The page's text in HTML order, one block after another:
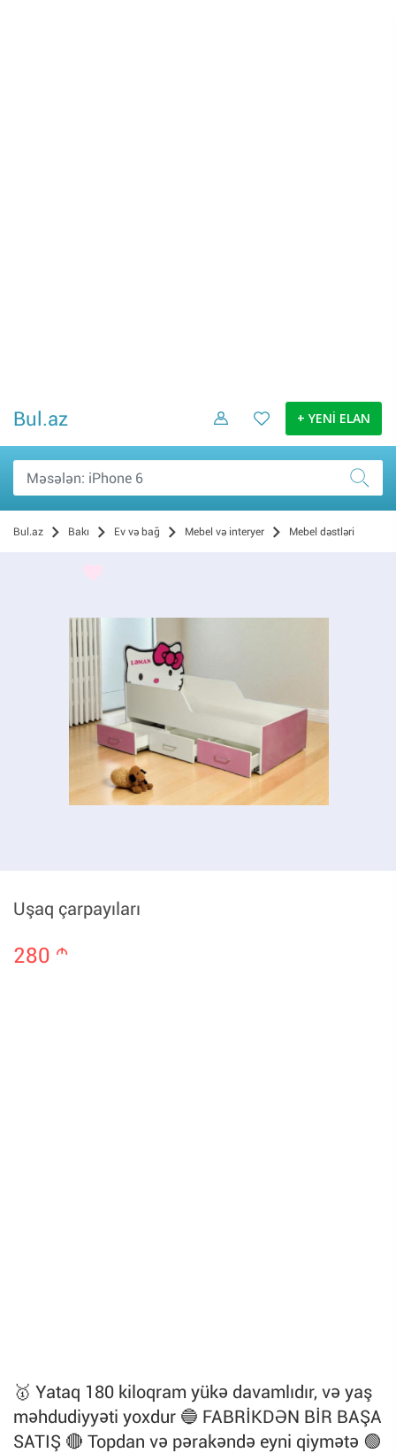
Bul.az + YENİ ELAN
Bul.az Bakı Ev və bağ Mebel və interyer Mebel dəstləri
Uşaq çarpayıları
280 m
🥇 Yataq 180 kiloqram yükə davamlıdır, və yaş
məhdudiyyəti yoxdur 🔵 FABRİKDƏN BİR BAŞA
SATIŞ 🔴 Topdan və pərakəndə eyni qiymətə 🟢